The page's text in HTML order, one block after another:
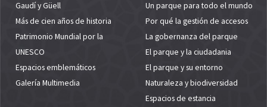
Gaudí y Güell
Más de cien años de historia
Patrimonio Mundial por la
UNESCO
Espacios emblemáticos
Galería Multimedia
Un parque para todo el mundo
Por qué la gestión de accesos
La gobernanza del parque
El parque y la ciudadania
El parque y su entorno
Naturaleza y biodiversidad
Espacios de estancia